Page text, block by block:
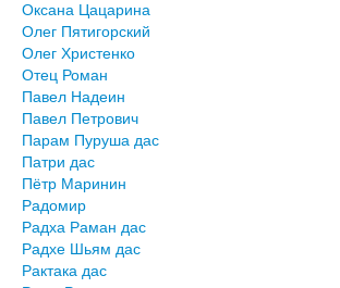
Оксана Цацарина
Олег Пятигорский
Олег Христенко
Отец Роман
Павел Надеин
Павел Петрович
Парам Пуруша дас
Патри дас
Пётр Маринин
Радомир
Радха Раман дас
Радхе Шьям дас
Рактака дас